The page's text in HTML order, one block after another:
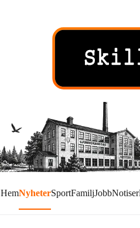
HemNyheterSportFamiljJobbNotiser